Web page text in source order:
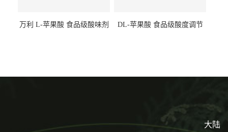
万利 L-苹果酸 食品级酸味剂
DL-苹果酸 食品级酸度调节
大陆